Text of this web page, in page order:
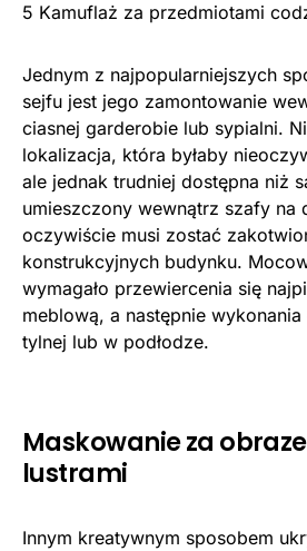
5 Kamuflaż za przedmiotami
Jednym z najpopularniejszych
sejfu jest jego zamontowanie
ciasnej garderobie lub sypialni.
lokalizacja, która byłaby
ale jednak trudniej dostępna niż
umieszczony wewnątrz szafy na
oczywiście musi zostać
konstrukcyjnych budynku.
wymagało przewiercenia się
meblową, a następnie
tylnej lub w podłodze.
Maskowanie za
lustrami
Innym kreatywnym sposobem